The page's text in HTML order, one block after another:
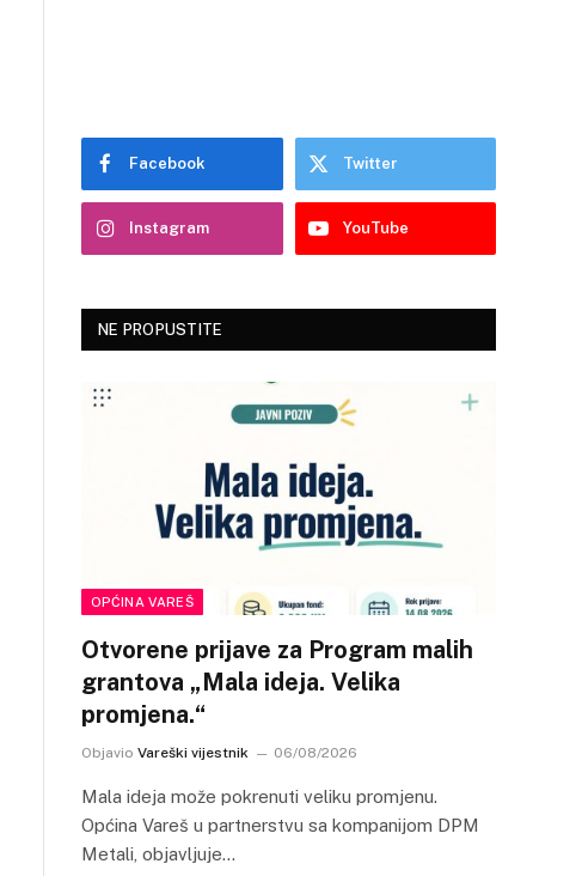
Facebook Twitter
Instagram YouTube
NE PROPUSTITE
OPĆINA VAREŠ
Otvorene prijave za Program malih
grantova „Mala ideja. Velika
promjena.“
Objavio Vareški vijestnik 06/08/2026
Mala ideja može pokrenuti veliku promjenu.
Općina Vareš u partnerstvu sa kompanijom DPM
Metali, objavljuje…